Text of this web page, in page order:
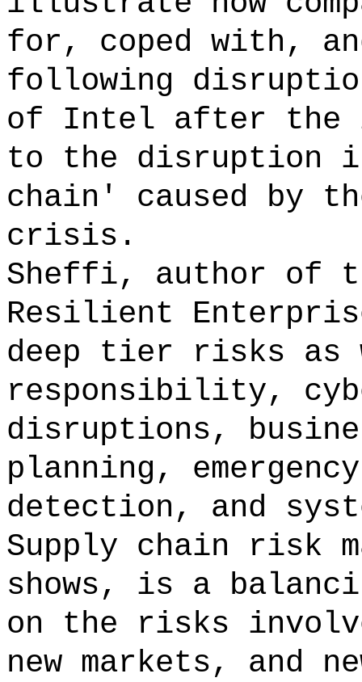
for, coped with,
following
of Intel after the
to the disruption
chain' caused by
crisis.
Sheffi, author of
Resilient
deep tier risks as
responsibility,
disruptions,
planning,
detection, and
Supply chain risk
shows, is a
on the risks
new markets, and